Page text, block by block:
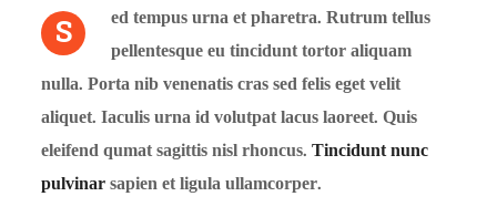
S
ed tempus urna et pharetra. Rutrum tellus
pellentesque eu tincidunt tortor aliquam
nulla. Porta nib venenatis cras sed felis eget velit
aliquet. Iaculis urna id volutpat lacus laoreet. Quis
eleifend qumat sagittis nisl rhoncus.Tincidunt nunc
pulvinarsapien et ligula ullamcorper.